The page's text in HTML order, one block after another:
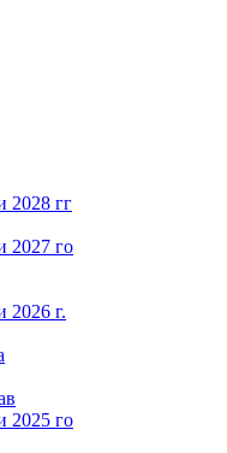
2028 гг
2027 го
2026 г.
2025 го